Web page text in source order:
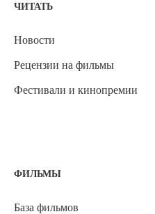
ЧИТАТЬ
Новости
Рецензии на фильмы
Фестивали и кинопремии
ФИЛЬМЫ
База фильмов